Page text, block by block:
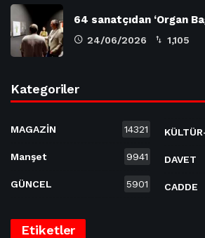
64 sanatçıdan ‘Organ
24/06/2026 1,105
Kategoriler
MAGAZİN 14321
Manşet 9941
GÜNCEL 5901
DAVET
CADDE
Etiketler